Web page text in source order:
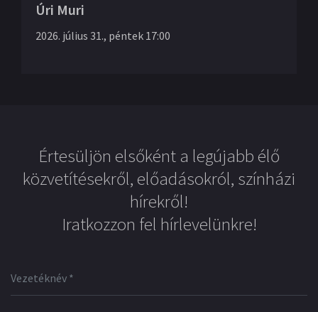
Úri Muri
2026. július 31., péntek 17:00
Értesüljön elsőként a legújabb élő
közvetítésekről, előadásokról, színházi
hírekről!
Iratkozzon fel hírlevelünkre!